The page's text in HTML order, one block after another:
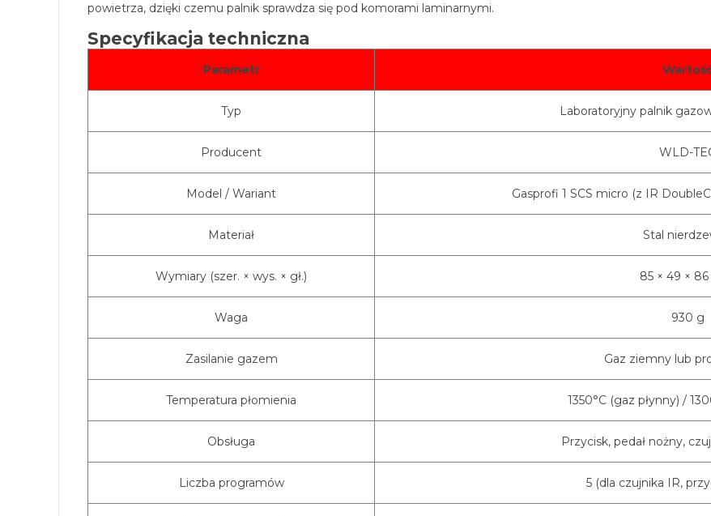
powietrza, dzięki czemu palnik sprawdza się pod komorami laminarnymi.
Specyfikacja techniczna
Parametr
Typ Laboratoryjny palnik
Producent WLD-
Model / Wariant Gasprofi 1 SCS micro (z IR
Materiał Stal
Wymiary (szer. × wys. × gł.) 85 × 49 ×
Waga 930 g
Zasilanie gazem Gaz ziemny lub
Temperatura płomienia 1350°C (gaz płynny) /
Obsługa Przycisk, pedał nożny,
Liczba programów 5 (dla czujnika IR,